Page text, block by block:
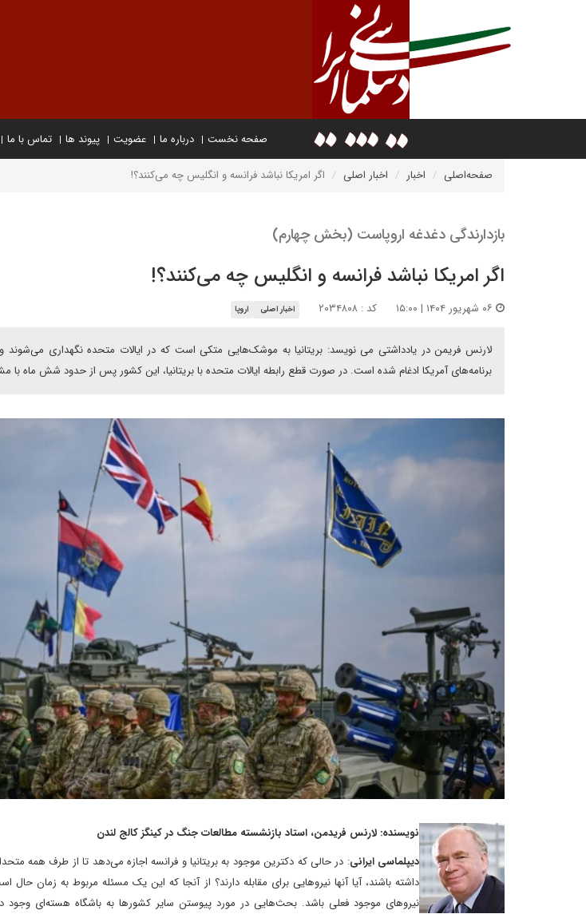
صفحه نخست درباره ما عضویت پیوند ها تماس با ما
صفحه‌اصلی اخبار اخبار اصلی اگر امریکا نباشد فرانسه و انگلیس چه می‌کنند؟!
بازدارندگی دغدغه اروپاست (بخش چهارم)
اگر امریکا نباشد فرانسه و انگلیس چه می‌کنند؟!
کد : ۲۰۳۴۸۰۸ اخبار اصلی اروپا
لارنس فریمن در یادداشتی می نویسد: بریتانیا به موشک‌هایی متکی است که در ایالات متحده نگهداری می‌شوند و
برنامه‌های آمریکا ادغام شده است. در صورت قطع رابطه ایالات متحده با بریتانیا، این کشور پس از حدود شش ماه با
نویسنده: لارنس فریدمن، استاد بازنشسته مطالعات جنگ در کینگز کالج لندن
دیپلماسی ایرانی: در حالی که دکترین موجود به بریتانیا و فرانسه اجازه می‌دهد تا از طرف همه
داشته باشند، آیا آنها نیروهایی برای مقابله دارند؟ از آنجا که این یک مسئله مربوط به زمان
نیروهای موجود فعلی باشد. بحث‌هایی در مورد پیوستن سایر کشورها به باشگاه هسته‌ای وجود